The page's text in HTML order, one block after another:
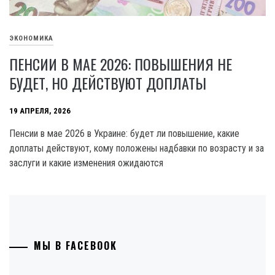
ЭКОНОМИКА
ПЕНСИИ В МАЕ 2026: ПОВЫШЕНИЯ НЕ
БУДЕТ, НО ДЕЙСТВУЮТ ДОПЛАТЫ
19 АПРЕЛЯ, 2026
Пенсии в мае 2026 в Украине: будет ли повышение, какие
доплаты действуют, кому положены надбавки по возрасту и за
заслуги и какие изменения ожидаются
МЫ В FACEBOOK